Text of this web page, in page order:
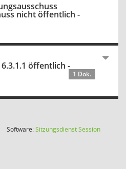
nicht öffentlich -
6.3.1.1 öffentlich -
1 Dok.
Software:SitzungsdienstSession(Wird in